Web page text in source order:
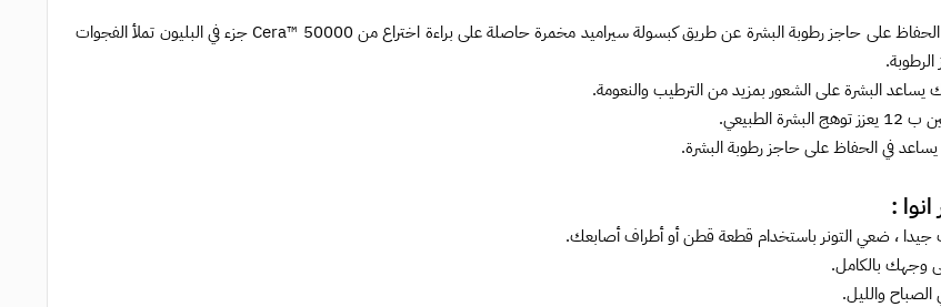
تونر انوا يساعد في الحفاظ على حاجز رطوبة البشرة عن طريق كبسولة سيراميد مخمرة حاصلة على براءة اختراع من Cera™ 50000 جزء في البليون تملأ الفجوات
يساعد البشرة على الشعور بمزيد من الترطيب والنعومة.
الطبيعي.
يساعد في الحفاظ على حاجز رطوبة البشرة.
:
، ضعي التونر باستخدام قطعة قطن أو أطراف أصابعك.
وجهك بالكامل.
والليل.